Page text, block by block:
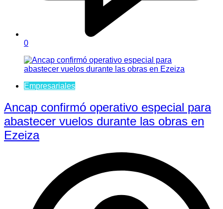
0
Empresariales
Ancap confirmó operativo especial para
abastecer vuelos durante las obras en
Ezeiza